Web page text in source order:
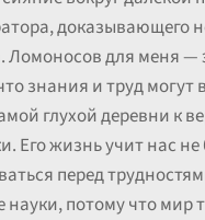
доказывающего
Ломоносов для меня —
знания и труд могут
глухой деревни к
Его жизнь учит нас не
перед
науки, потому что мир